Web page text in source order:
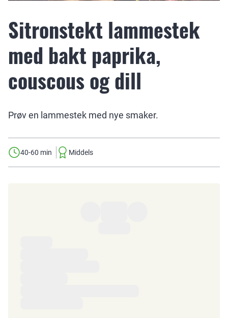
Sitronstekt lammestek
med bakt paprika,
couscous og dill
Prøv en lammestek med nye smaker.
40-60 min Middels